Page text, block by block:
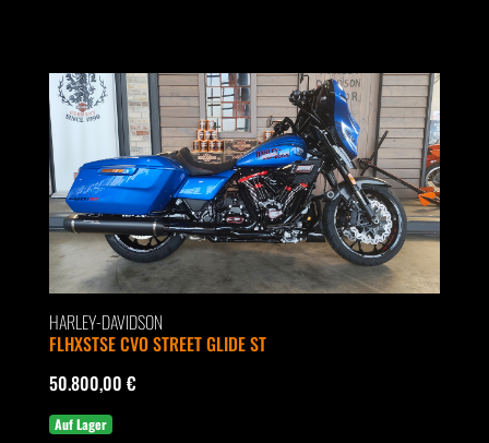
HARLEY-DAVIDSON
FLHXSTSE CVO STREET GLIDE ST
50.800,00 €
Auf Lager